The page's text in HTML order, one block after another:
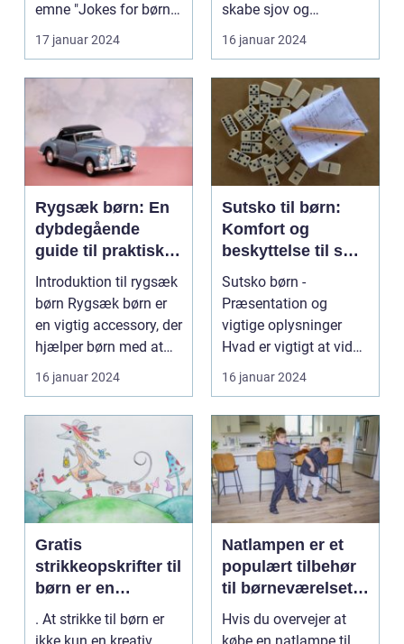
emne "Jokes for børn"
er en vigtig del af ...
17 januar 2024
skabe sjov og
underholdning på en
varm...
16 januar 2024
Rygsæk børn: En
dybdegående
guide til praktiske
og komfortable
rygsække til børn
Introduktion til rygsæk
børn Rygsæk børn er
en vigtig accessory, der
hjælper børn med at
organisere...
16 januar 2024
Sutsko til børn:
Komfort og
beskyttelse til små
fødder
Sutsko børn -
Præsentation og
vigtige oplysninger
Hvad er vigtigt at vide
16 januar 2024
Gratis
strikkeopskrifter til
børn er en
fantastisk
ressource for
. At strikke til børn er
Natlampen er et
populært tilbehør
til børneværelset,
der skaber tryghed
og hjælper med at
Hvis du overvejer at